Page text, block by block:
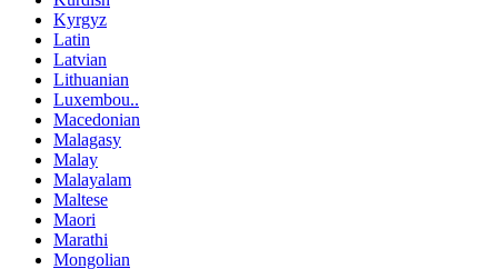
Kyrgyz
Latin
Latvian
Lithuanian
Luxembou..
Macedonian
Malagasy
Malay
Malayalam
Maltese
Maori
Marathi
Mongolian